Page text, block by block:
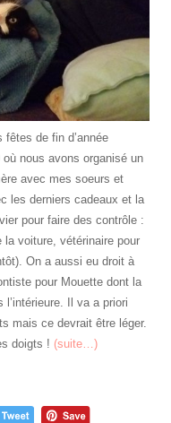
fêtes de fin d’année
où nous avons organisé un
avec mes soeurs et
les derniers cadeaux et la
pour faire des contrôle :
voiture, vétérinaire pour
On a aussi eu droit à
pour Mouette dont la
Il va a priori
mais ce devrait être léger.
doigts ! (suite…)